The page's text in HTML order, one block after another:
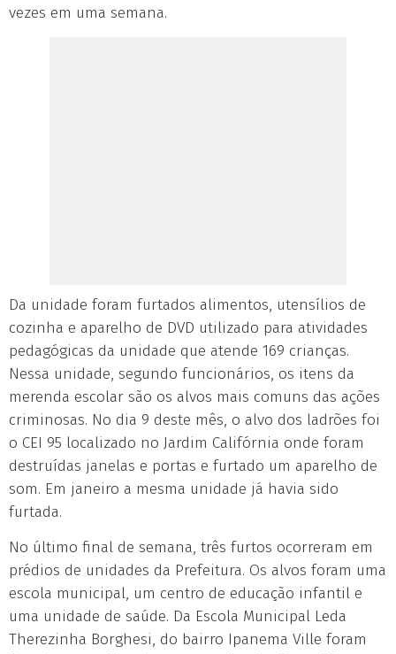
vezes em uma semana.
Da unidade foram furtados alimentos, utensílios de
cozinha e aparelho de DVD utilizado para atividades
pedagógicas da unidade que atende 169 crianças.
Nessa unidade, segundo funcionários, os itens da
merenda escolar são os alvos mais comuns das ações
criminosas. No dia 9 deste mês, o alvo dos ladrões foi
o CEI 95 localizado no Jardim Califórnia onde foram
destruídas janelas e portas e furtado um aparelho de
som. Em janeiro a mesma unidade já havia sido
furtada.
No último final de semana, três furtos ocorreram em
prédios de unidades da Prefeitura. Os alvos foram uma
escola municipal, um centro de educação infantil e
uma unidade de saúde. Da Escola Municipal Leda
Therezinha Borghesi, do bairro Ipanema Ville foram